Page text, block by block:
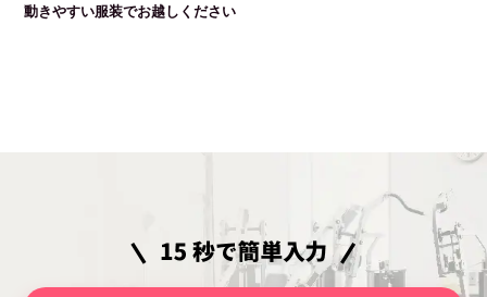
動きやすい服装でお越しください